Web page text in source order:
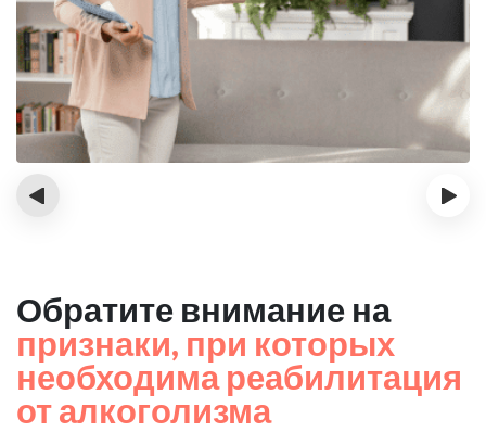
‹ ›
Обратите внимание на
признаки, при которых
необходима реабилитация
от алкоголизма